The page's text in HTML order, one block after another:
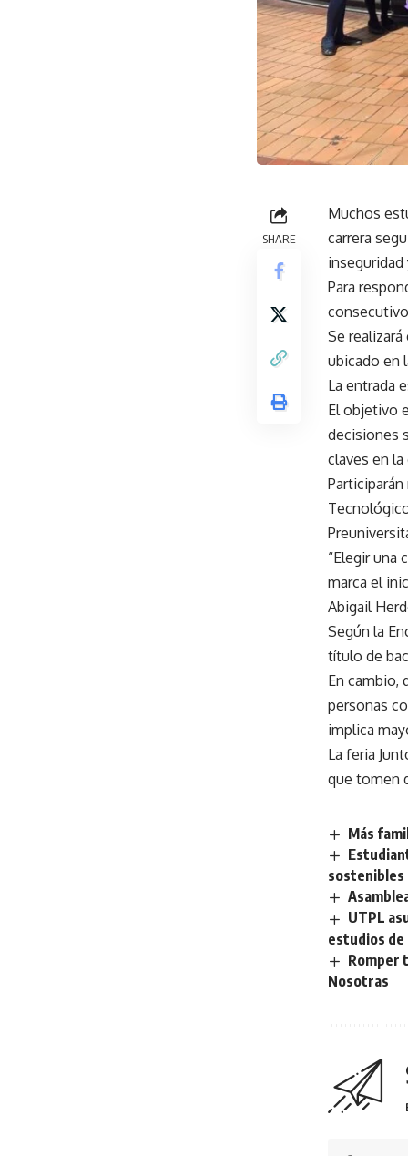
SHARE
Muchos
carrera
Para
Se
ubicado en
La entrada
El objetivo
decisiones
claves en
“Elegir una
marca el
Abigail
Según la
título de
En cambio,
personas
implica
La feria
que tomen
Más
sostenibles
UTPL
estudios
Romper
Nosotras